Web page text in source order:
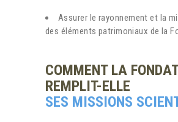
Assurer le rayonnement et la
des éléments patrimoniaux de la
COMMENT LA
REMPLIT-ELLE
SES MISSIONS